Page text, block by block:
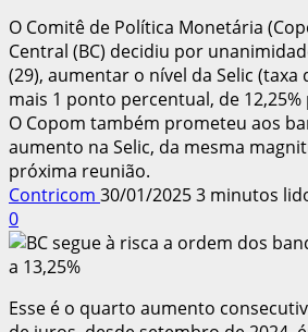
O Comitê de Política Monetária
Central (BC) decidiu por
(29), aumentar o nível da Selic (taxa
mais 1 ponto percentual, de 12,25%
O Copom também prometeu aos
aumento na Selic, da mesma
próxima reunião.
Contricom 30/01/20253 minutos
0
Esse é o quarto aumento